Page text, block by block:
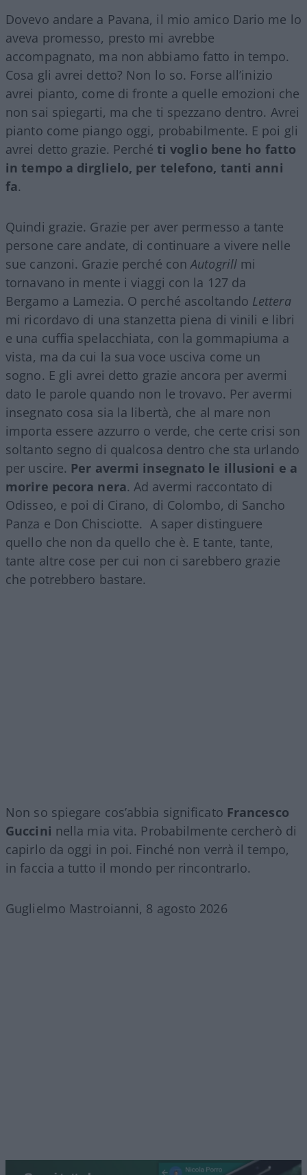
Dovevo andare a Pavana, il mio amico Dario me lo
aveva promesso, presto mi avrebbe
accompagnato, ma non abbiamo fatto in tempo.
Cosa gli avrei detto? Non lo so. Forse all’inizio
avrei pianto, come di fronte a quelle emozioni che
non sai spiegarti, ma che ti spezzano dentro. Avrei
pianto come piango oggi, probabilmente. E poi gli
avrei detto grazie. Perché ti voglio bene ho fatto
in tempo a dirglielo, per telefono, tanti anni
fa.
Quindi grazie. Grazie per aver permesso a tante
persone care andate, di continuare a vivere nelle
sue canzoni. Grazie perché conAutogrill mi
tornavano in mente i viaggi con la 127 da
Bergamo a Lamezia. O perché ascoltando Lettera
mi ricordavo di una stanzetta piena di vinili e libri
e una cuffia spelacchiata, con la gommapiuma a
vista, ma da cui la sua voce usciva come un
sogno. E gli avrei detto grazie ancora per avermi
dato le parole quando non le trovavo. Per avermi
insegnato cosa sia la libertà, che al mare non
importa essere azzurro o verde, che certe crisi son
soltanto segno di qualcosa dentro che sta urlando
per uscire. Per avermi insegnato le illusioni e a
morire pecora nera. Ad avermi raccontato di
Odisseo, e poi di Cirano, di Colombo, di Sancho
Panza e Don Chisciotte. A saper distinguere
quello che non da quello che è. E tante, tante,
tante altre cose per cui non ci sarebbero grazie
che potrebbero bastare.
Non so spiegare cos’abbia significato Francesco
Guccini nella mia vita. Probabilmente cercherò di
capirlo da oggi in poi. Finché non verrà il tempo,
in faccia a tutto il mondo per rincontrarlo.
Guglielmo Mastroianni, 8 agosto 2026